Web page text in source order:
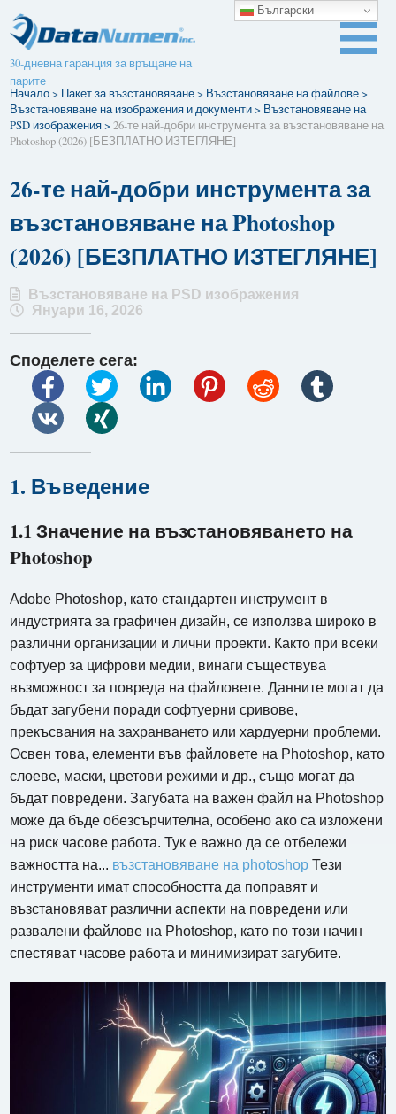
30-дневна гаранция за връщане на
парите
Начало> Пакет за възстановяване> Възстановяване на файлове>
Възстановяване на изображения и документи> Възстановяване на
PSD изображения>26-те най-добри инструмента за възстановяване на
Photoshop (2026) [БЕЗПЛАТНО ИЗТЕГЛЯНЕ]
26-те най-добри инструмента за
възстановяване на Photoshop
(2026) [БЕЗПЛАТНО ИЗТЕГЛЯНЕ]
Възстановяване на PSD изображения
Януари 16, 2026
Споделете сега:
1. Въведение
1.1 Значение на възстановяването на
Photoshop
Adobe Photoshop, като стандартен инструмент в
индустрията за графичен дизайн, се използва широко в
различни организации и лични проекти. Както при всеки
софтуер за цифрови медии, винаги съществува
възможност за повреда на файловете. Данните могат да
бъдат загубени поради софтуерни сривове,
прекъсвания на захранването или хардуерни проблеми.
Освен това, елементи във файловете на Photoshop, като
слоеве, маски, цветови режими и др., също могат да
бъдат повредени. Загубата на важен файл на Photoshop
може да бъде обезсърчителна, особено ако са изложени
на риск часове работа. Тук е важно да се отбележи
важността на... възстановяване на photoshop Тези
инструменти имат способността да поправят и
възстановяват различни аспекти на повредени или
развалени файлове на Photoshop, като по този начин
спестяват часове работа и минимизират загубите.
Български